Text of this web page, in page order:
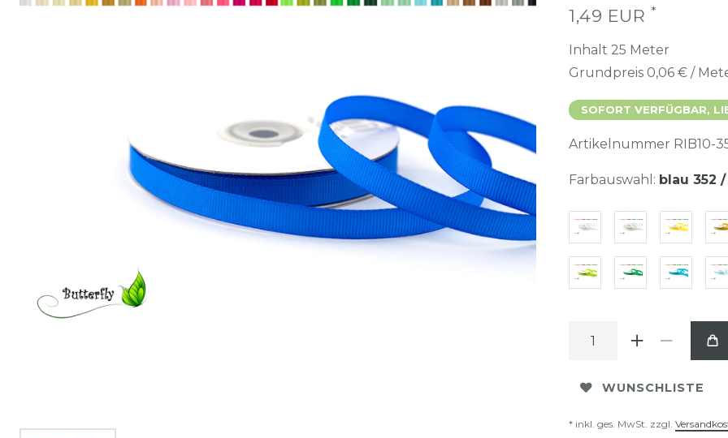
1,49 EUR *
Inhalt 25 Meter
Grundpreis 0,06 € /
SOFORT VERFÜGBAR,
Artikelnummer RIB10-
Farbauswahl: blau 352
WUNSCHLISTE
* inkl. ges. MwSt. zzgl.